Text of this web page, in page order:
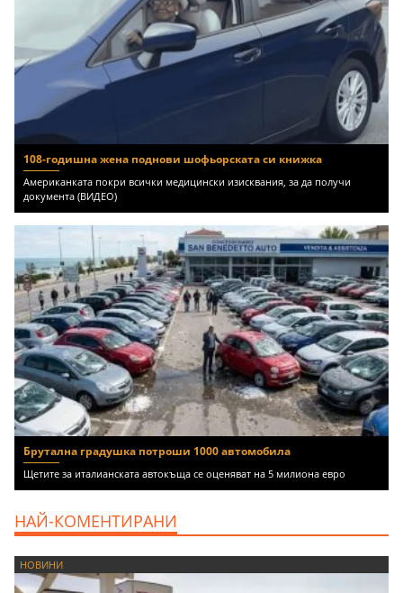
108-годишна жена поднови шофьорската си книжка
Американката покри всички медицински изисквания, за да получи
документа (ВИДЕО)
Брутална градушка потроши 1000 автомобила
Щетите за италианската автокъща се оценяват на 5 милиона евро
НАЙ-КОМЕНТИРАНИ
НОВИНИ